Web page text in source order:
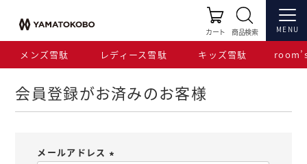
カート 商品検索
メンズ雪駄 レディース雪駄 キッズ雪駄
MENU
HOME ログイン
会員登録がお済みのお客様
メールアドレス